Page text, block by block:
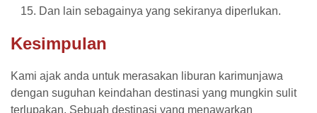
Dan lain sebagainya yang sekiranya diperlukan.
Kesimpulan
Kami ajak anda untuk merasakan liburan karimunjawa
dengan suguhan keindahan destinasi yang mungkin sulit
terlupakan. Sebuah destinasi yang menawarkan